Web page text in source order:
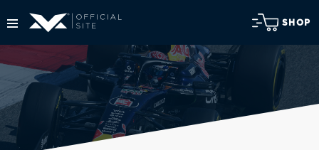
SHOP